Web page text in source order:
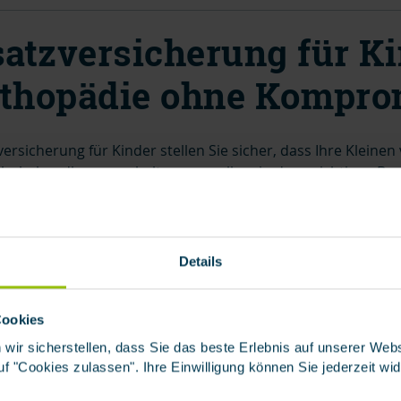
Details
sicherstellen, dass Sie das beste Erlebnis auf unserer
"Cookies zulassen". Ihre Einwilligung können Sie jederzeit
für
ohne
für Kinder stellen Sie sicher, dass Ihre
erhalten – vor allem in dem wichtigen
gehören zu den häufigsten ärztlichen
benötigt eine
Zahnspange.Die Kosten dafür gehen
übernehmen nicht alle Leistungen. Dabei
1 und 2) übernimmt die Krankenkasse